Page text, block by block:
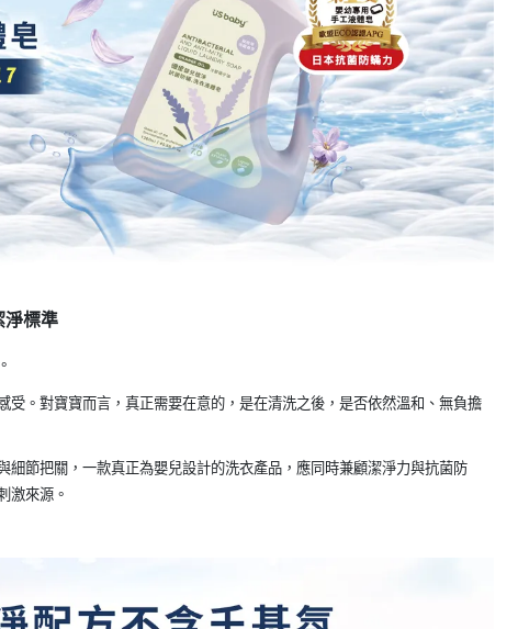
淨標準
受。對寶寶而言，真正需要在意的，是在清洗之後，是否依然溫和、無負擔
細節把關，一款真正為嬰兒設計的洗衣產品，應同時兼顧潔淨力與抗菌防
激來源。